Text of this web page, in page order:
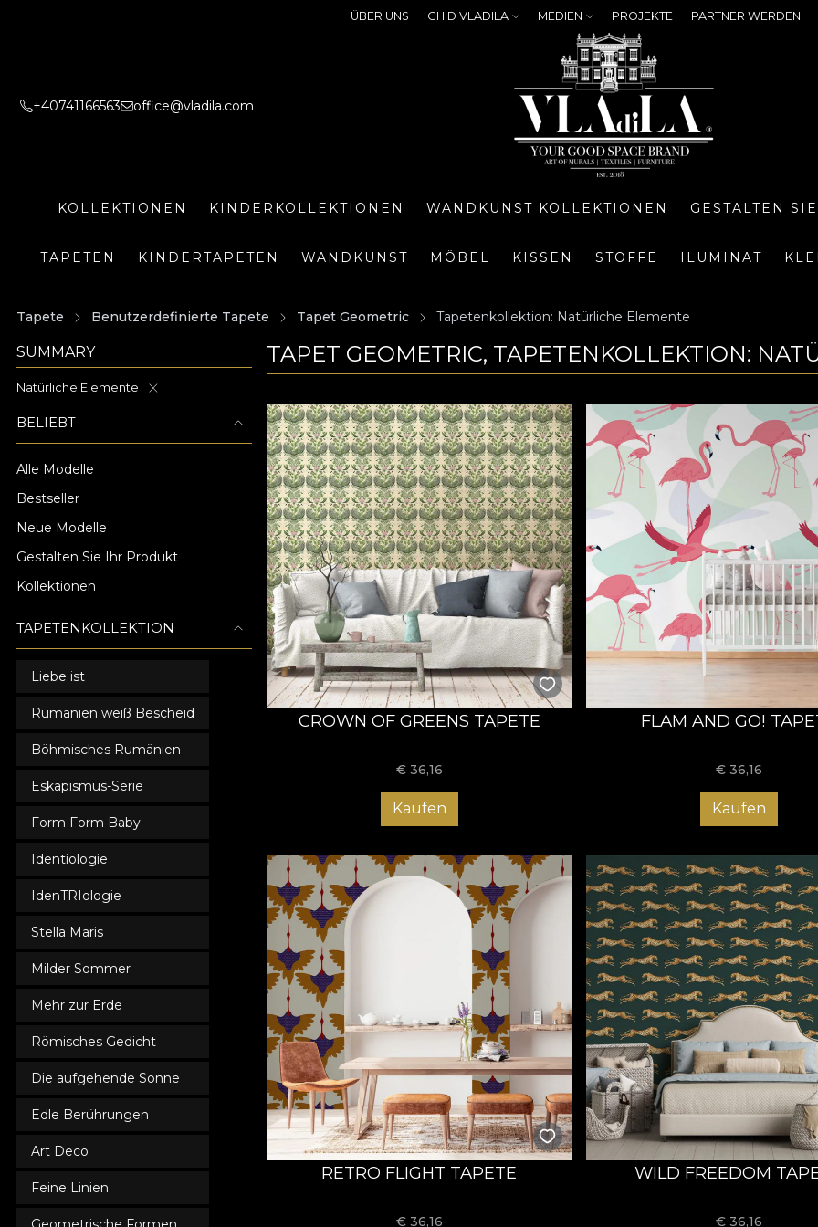
ÜBER UNS GHID VLADILA MEDIEN PROJEKTE PARTNER WERDEN
+40741166563 office@vladila.com
KOLLEKTIONEN KINDERKOLLEKTIONEN WANDKUNST KOLLEKTIONEN GESTALTEN
TAPETEN KINDERTAPETEN WANDKUNST MÖBEL KISSEN STOFFE ILUMINAT
Tapete Benutzerdefinierte Tapete Tapet Geometric Tapetenkollektion: Natürliche Elemente
SUMMARY
Natürliche Elemente
BELIEBT
Alle Modelle
Bestseller
Neue Modelle
Gestalten Sie Ihr Produkt
Kollektionen
TAPETENKOLLEKTION
Liebe ist
Rumänien weiß Bescheid
Böhmisches Rumänien
Eskapismus-Serie
Form Form Baby
Identiologie
IdenTRIologie
Stella Maris
Milder Sommer
Mehr zur Erde
Römisches Gedicht
Die aufgehende Sonne
Edle Berührungen
Art Deco
Feine Linien
TAPET GEOMETRIC, TAPETENKOLLEKTION:
CROWN OF GREENS TAPETE
€ 36,16
Kaufen
FLAM AND GO!
€ 36,16
Kaufen
RETRO FLIGHT TAPETE
€ 36,16
WILD FREEDOM
€ 36,16